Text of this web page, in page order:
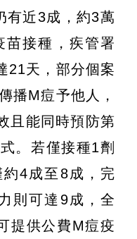
有近3成，約3萬
苗接種，疾管署
21天，部分個案
播M痘予他人，
且能同時預防第
。若僅接種1劑
4成至8成，完
則可達9成，全
提供公費M痘疫